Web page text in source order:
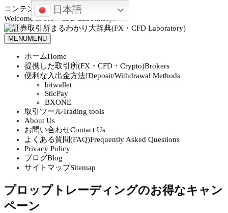
コンテンツへスキップ
Welcome to FX・CFD Laboratory!
MENUMENU
ホームHome
提携した取引所(FX・CFD・Crypto)Brokers
便利な入出金方法!Deposit/Withdrawal Methods
bitwallet
SticPay
BXONE
取引ツールTrading tools
About Us
お問い合わせContact Us
よくある質問(FAQ)Frequently Asked Questions
Privacy Policy
ブログBlog
サイトマップSitemap
プロップトレーディングのお得なキャン
ペーン
日本語